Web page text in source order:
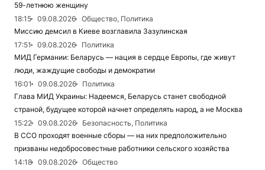
59-летнюю женщину
18:15
09.08.2026
Общество, Политика
Миссию демсил в Киеве возглавила Зазулинская
17:51
09.08.2026
Политика
МИД Германии: Беларусь — нация в сердце Европы, где живут
люди, жаждущие свободы и демократии
16:01
09.08.2026
Политика
Глава МИД Украины: Надеемся, Беларусь станет свободной
страной, будущее которой начнет определять народ, а не Москва
15:22
09.08.2026
Безопасность, Политика
В ССО проходят военные сборы — на них предположительно
призваны недобросовестные работники сельского хозяйства
14:18
09.08.2026
Общество